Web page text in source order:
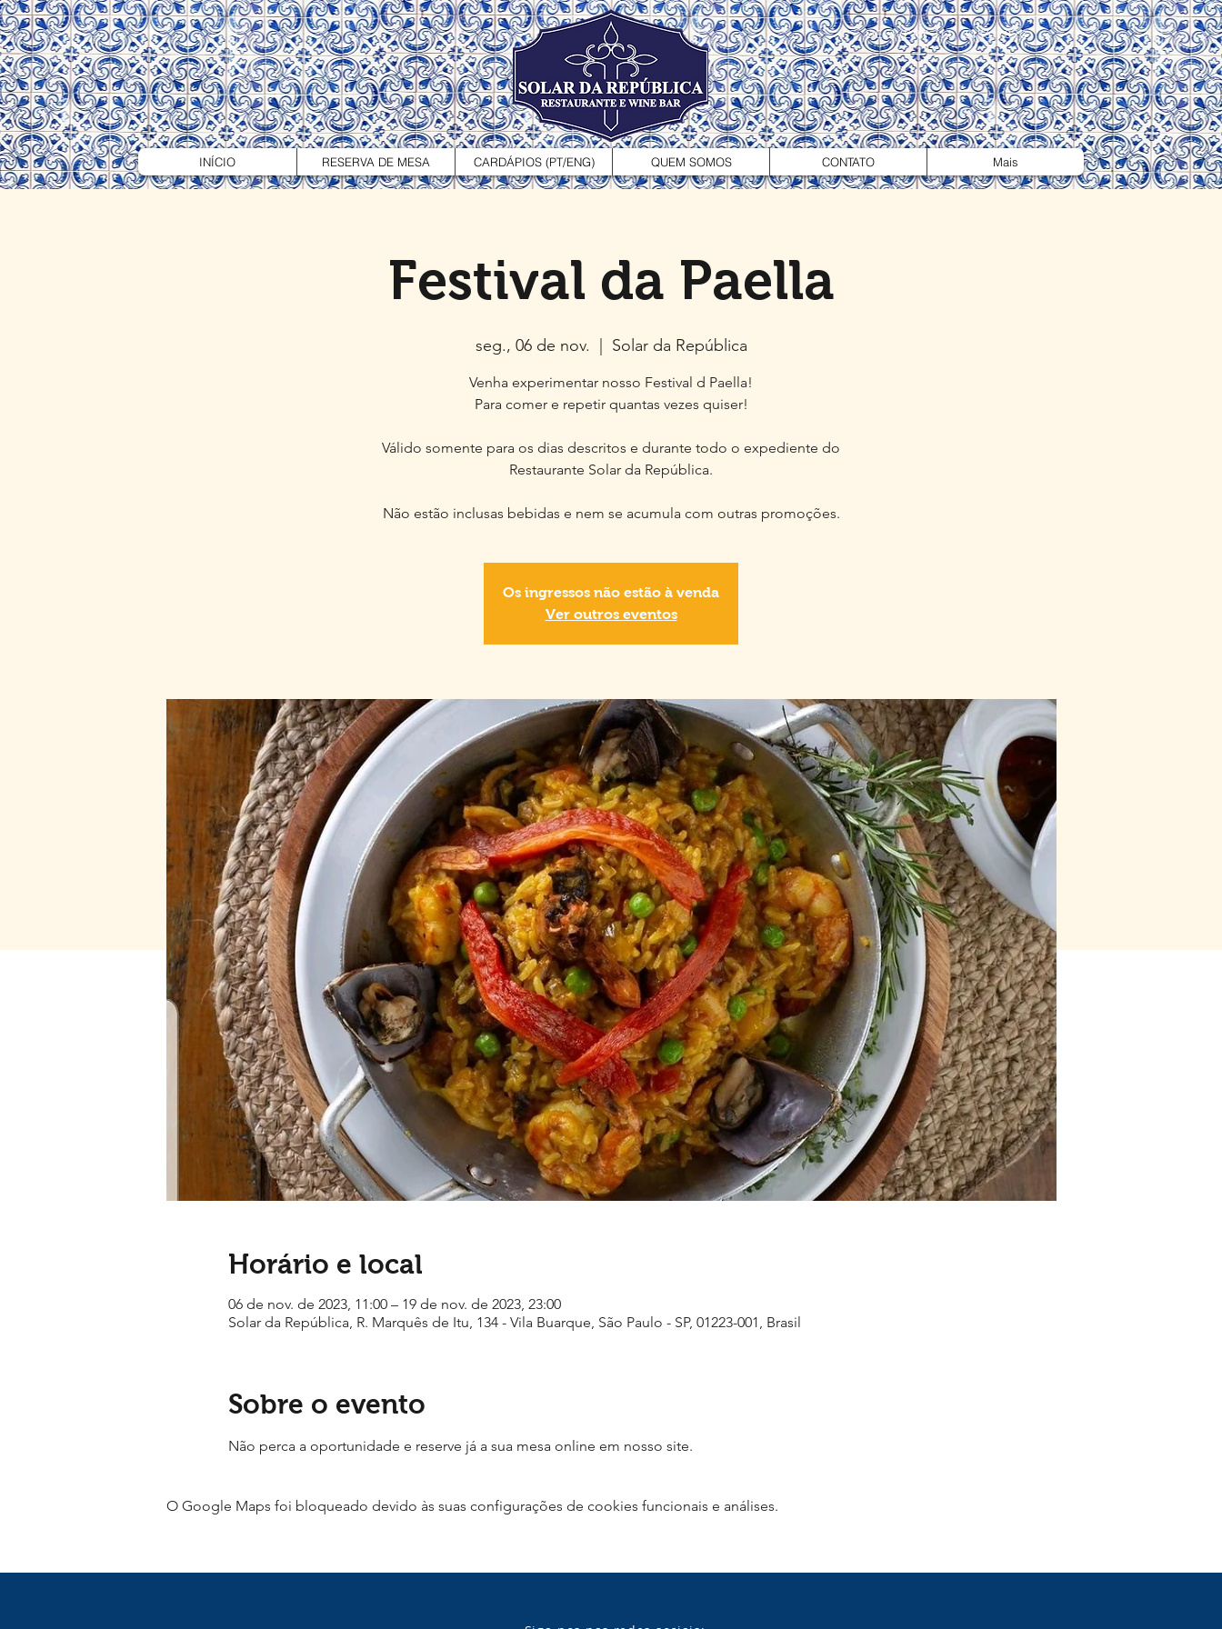
INÍCIO RESERVA DE MESA CARDÁPIOS (PT/ENG) QUEM SOMOS CONTATO Mais
DELIVERY: (11) 3456-7890
Festival da Paella
seg., 06 de nov. Solar da República
Venha experimentar nosso Festival d Paella!
Para comer e repetir quantas vezes quiser!
Válido somente para os dias descritos e durante todo o expediente do
Restaurante Solar da República.
Não estão inclusas bebidas e nem se acumula com outras promoções.
Os ingressos não estão à venda
Ver outros eventos
Horário e local
06 de nov. de 2023, 11:00 – 19 de nov. de 2023, 23:00
Solar da República, R. Marquês de Itu, 134 - Vila Buarque, São Paulo - SP, 01223-001, Brasil
Sobre o evento
Não perca a oportunidade e reserve já a sua mesa online em nosso site.
O Google Maps foi bloqueado devido às suas configurações de cookies funcionais e análises.